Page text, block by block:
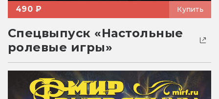
490 ₽ Купить
Спецвыпуск «Настольные
ролевые игры»